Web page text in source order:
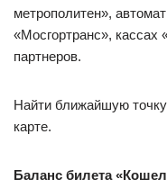
метрополитен»,
«Мосгортранс», кассах
партнеров.
Найти ближайшую
карте.
Баланс билета